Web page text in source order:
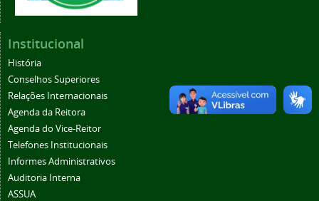
Institucional
História
Conselhos Superiores
Relações Internacionais
Agenda da Reitora
Agenda do Vice-Reitor
Telefones Institucionais
Informes Administrativos
Auditoria Interna
ASSUA